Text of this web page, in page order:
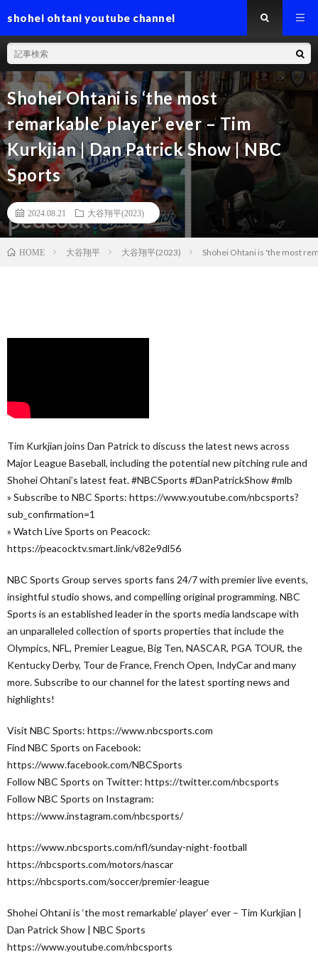
shohei ohtani youtube channel
Shohei Ohtani is ‘the most
remarkable’ player’ ever – Tim
Kurkjian | Dan Patrick Show | NBC
Sports
2024.08.21 大谷翔平(2023)
HOME 大谷翔平 大谷翔平(2023) Shohei Ohtani is 'the most
Tim Kurkjian joins Dan Patrick to discuss the latest news across
Major League Baseball, including the potential new pitching rule and
Shohei Ohtani’s latest feat. #NBCSports #DanPatrickShow #mlb
» Subscribe to NBC Sports: https://www.youtube.com/nbcsports?
sub_confirmation=1
» Watch Live Sports on Peacock:
https://peacocktv.smart.link/v82e9dl56
NBC Sports Group serves sports fans 24/7 with premier live events,
insightful studio shows, and compelling original programming. NBC
Sports is an established leader in the sports media landscape with
an unparalleled collection of sports properties that include the
Olympics, NFL, Premier League, Big Ten, NASCAR, PGA TOUR, the
Kentucky Derby, Tour de France, French Open, IndyCar and many
more. Subscribe to our channel for the latest sporting news and
highlights!
Visit NBC Sports: https://www.nbcsports.com
Find NBC Sports on Facebook:
https://www.facebook.com/NBCSports
Follow NBC Sports on Twitter: https://twitter.com/nbcsports
Follow NBC Sports on Instagram:
https://www.instagram.com/nbcsports/
https://www.nbcsports.com/nfl/sunday-night-football
https://nbcsports.com/motors/nascar
https://nbcsports.com/soccer/premier-league
Shohei Ohtani is ‘the most remarkable’ player’ ever – Tim Kurkjian |
Dan Patrick Show | NBC Sports
https://www.youtube.com/nbcsports